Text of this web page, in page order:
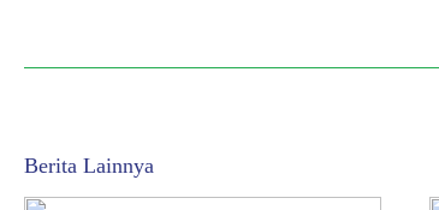
Berita Lainnya